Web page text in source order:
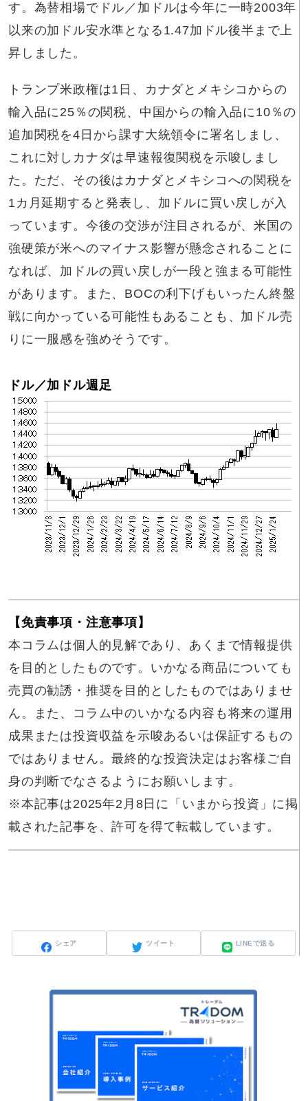
す。為替相場でドル／加ドルは今年に一時2003年
以来の加ドル安水準となる1.47加ドル後半まで上
昇しました。
トランプ米政権は1日、カナダとメキシコからの
輸入品に25％の関税、中国からの輸入品に10％の
追加関税を4日から課す大統領令に署名しまし、
これに対しカナダは早速報復関税を示唆しまし
た。ただ、その後はカナダとメキシコへの関税を
1カ月延期すると発表し、加ドルに買い戻しが入
っています。今後の交渉が注目されるが、米国の
強硬策が米へのマイナス影響が懸念されることに
なれば、加ドルの買い戻しが一段と強まる可能性
があります。また、BOCの利下げもいったん終盤
戦に向かっている可能性もあることも、加ドル売
りに一服感を強めそうです。
ドル／加ドル週足
【免責事項・注意事項】
本コラムは個人的見解であり、あくまで情報提供
を目的としたものです。いかなる商品についても
売買の勧誘・推奨を目的としたものではありませ
ん。また、コラム中のいかなる内容も将来の運用
成果または投資収益を示唆あるいは保証するもの
ではありません。最終的な投資決定はお客様ご自
身の判断でなさるようにお願いします。
※本記事は2025年2月8日に「いまから投資」に掲
載された記事を、許可を得て転載しています。
シェア ツイート LINEで送る